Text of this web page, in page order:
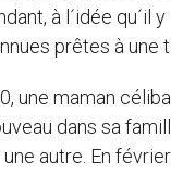
à l´idée qu´il
prêtes à une
une maman
dans sa
autre. En